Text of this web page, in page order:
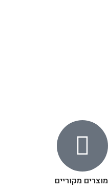
מוצרים מקוריים